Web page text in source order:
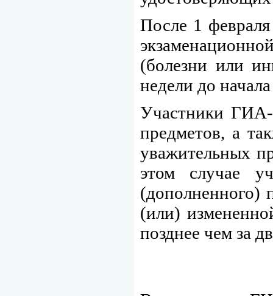
После 1
(болезни или
недели до
Участники ГИА-
предметов, а
уважительных
этом случае
(дополненного)
(или)
позднее чем за